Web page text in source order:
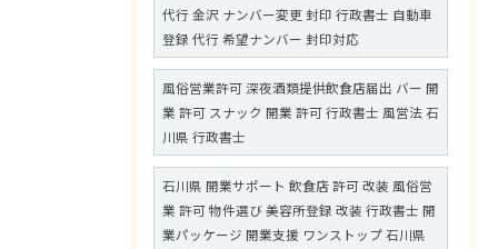
代行 金沢 ナンバー変更 封印 行政書士 自動車
登録 代行 希望ナンバー 封印対応
風俗営業許可 深夜酒類提供飲食店届出 バー 開
業 許可 スナック 開業 許可 行政書士 風営法 石
川県 行政書士
石川県 開業サポート 飲食店 許可 改装 風俗営
業 許可 物件選び 美容所登録 改装 行政書士 開
業パッケージ 開業支援 ワンストップ 石川県